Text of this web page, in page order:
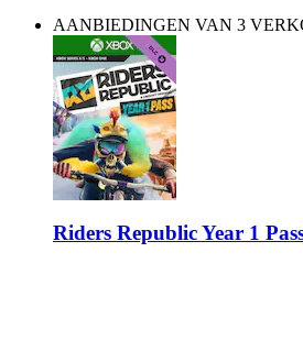
AANBIEDINGEN VAN 3
Riders Republic Year 1